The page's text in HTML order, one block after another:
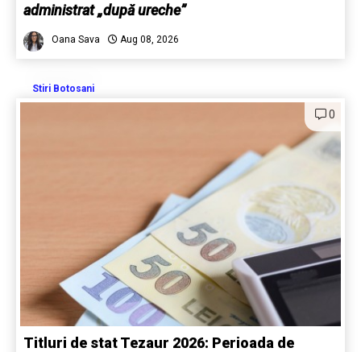
administrat „după ureche”
Oana Sava Aug 08, 2026
Stiri Botosani
0
Titluri de stat Tezaur 2026: Perioada de